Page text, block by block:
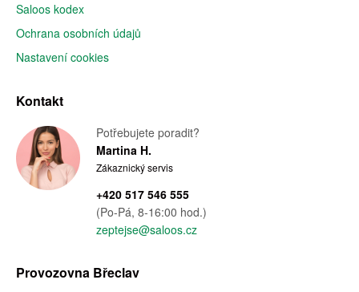
Saloos kodex
Ochrana osobních údajů
Nastavení cookies
Kontakt
Potřebujete poradit?
Martina H.
Zákaznický servis
+420 517 546 555
(Po-Pá, 8-16:00 hod.)
zeptejse@saloos.cz
Provozovna Břeclav